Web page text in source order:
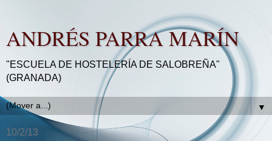
ANDRÉS PARRA MARÍN
"ESCUELA DE HOSTELERÍA DE SALOBREÑA"
(GRANADA)
▼
10/2/13